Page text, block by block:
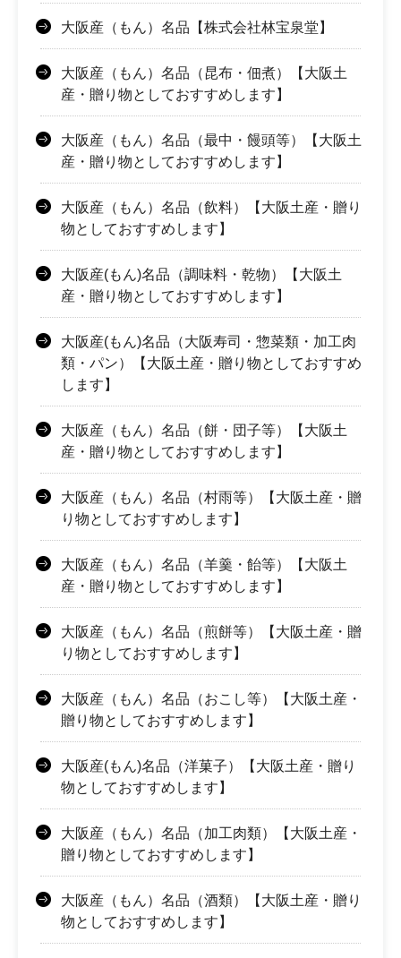
大阪産（もん）名品【株式会社林宝泉堂】
大阪産（もん）名品（昆布・佃煮）【大阪土
産・贈り物としておすすめします】
大阪産（もん）名品（最中・饅頭等）【大阪土
産・贈り物としておすすめします】
大阪産（もん）名品（飲料）【大阪土産・贈り
物としておすすめします】
大阪産(もん)名品（調味料・乾物）【大阪土
産・贈り物としておすすめします】
大阪産(もん)名品（大阪寿司・惣菜類・加工肉
類・パン）【大阪土産・贈り物としておすすめ
します】
大阪産（もん）名品（餅・団子等）【大阪土
産・贈り物としておすすめします】
大阪産（もん）名品（村雨等）【大阪土産・贈
り物としておすすめします】
大阪産（もん）名品（羊羹・飴等）【大阪土
産・贈り物としておすすめします】
大阪産（もん）名品（煎餅等）【大阪土産・贈
り物としておすすめします】
大阪産（もん）名品（おこし等）【大阪土産・
贈り物としておすすめします】
大阪産(もん)名品（洋菓子）【大阪土産・贈り
物としておすすめします】
大阪産（もん）名品（加工肉類）【大阪土産・
贈り物としておすすめします】
大阪産（もん）名品（酒類）【大阪土産・贈り
物としておすすめします】